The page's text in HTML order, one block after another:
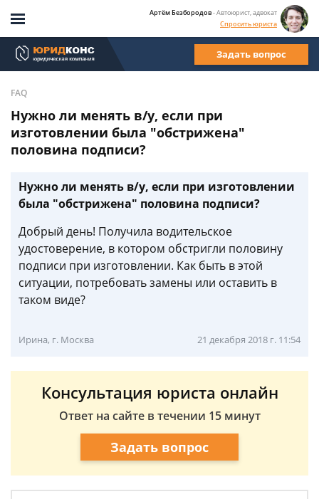
Артём Безбородов- Автоюрист, адвокат
Спросить юриста
Задать вопрос
FAQ
Нужно ли менять в/у, если при
изготовлении была "обстрижена"
половина подписи?
Нужно ли менять в/у, если при изготовлении
была "обстрижена" половина подписи?
Добрый день! Получила водительское
удостоверение, в котором обстригли половину
подписи при изготовлении. Как быть в этой
ситуации, потребовать замены или оставить в
таком виде?
Ирина, г. Москва 21 декабря 2018 г. 11:54
Консультация юриста онлайн
Ответ на сайте в течении 15 минут
Задать вопрос